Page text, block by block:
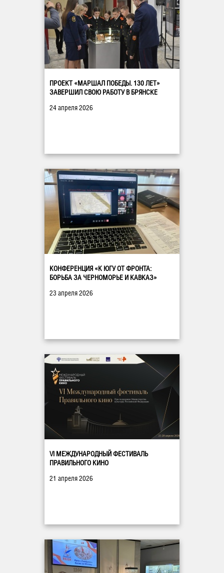
ПРОЕКТ «МАРШАЛ ПОБЕДЫ. 130 ЛЕТ»
ЗАВЕРШИЛ СВОЮ РАБОТУ В БРЯНСКЕ
24 апреля 2026
КОНФЕРЕНЦИЯ «К ЮГУ ОТ ФРОНТА:
БОРЬБА ЗА ЧЕРНОМОРЬЕ И КАВКАЗ»
23 апреля 2026
VI МЕЖДУНАРОДНЫЙ ФЕСТИВАЛЬ
ПРАВИЛЬНОГО КИНО
21 апреля 2026